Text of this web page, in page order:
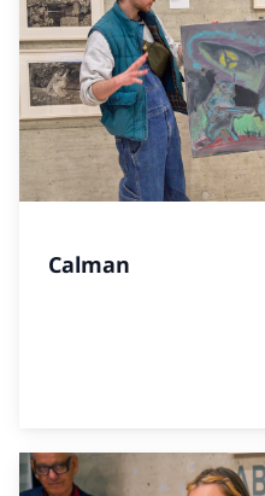
Calman